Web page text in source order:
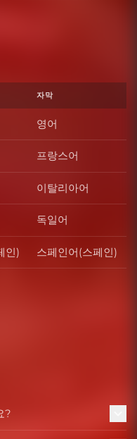
자막
영어
프랑스어
이탈리아어
독일어
인) 스페인어(스페인)
?